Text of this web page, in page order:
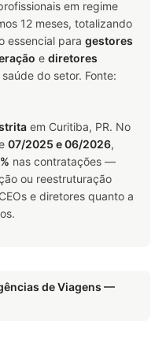
em regime
12 meses, totalizando
essencial para gestores
e diretores
do setor. Fonte:
em Curitiba, PR. No
07/2025 e 06/2026,
nas contratações —
ou reestruturação
e diretores quanto a
de Viagens —